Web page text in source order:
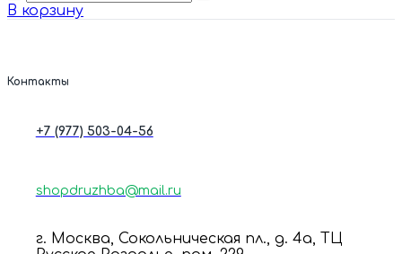
В корзину
Контакты
+7 (977) 503-04-56
shopdruzhba@mail.ru
г. Москва, Сокольническая пл., д. 4а, ТЦ